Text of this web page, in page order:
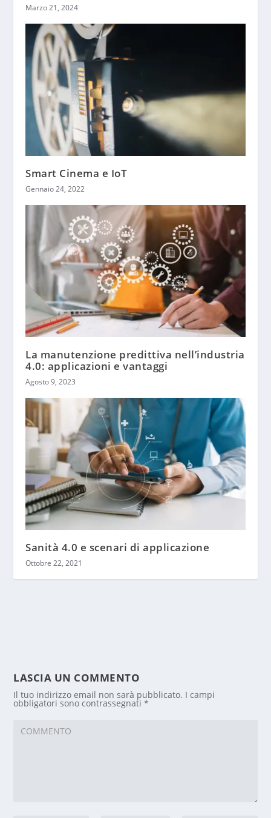
Marzo 21, 2024
Smart Cinema e IoT
Gennaio 24, 2022
La manutenzione predittiva nell’industria
4.0: applicazioni e vantaggi
Agosto 9, 2023
Sanità 4.0 e scenari di applicazione
Ottobre 22, 2021
LASCIA UN COMMENTO
Il tuo indirizzo email non sarà pubblicato. I campi
obbligatori sono contrassegnati*